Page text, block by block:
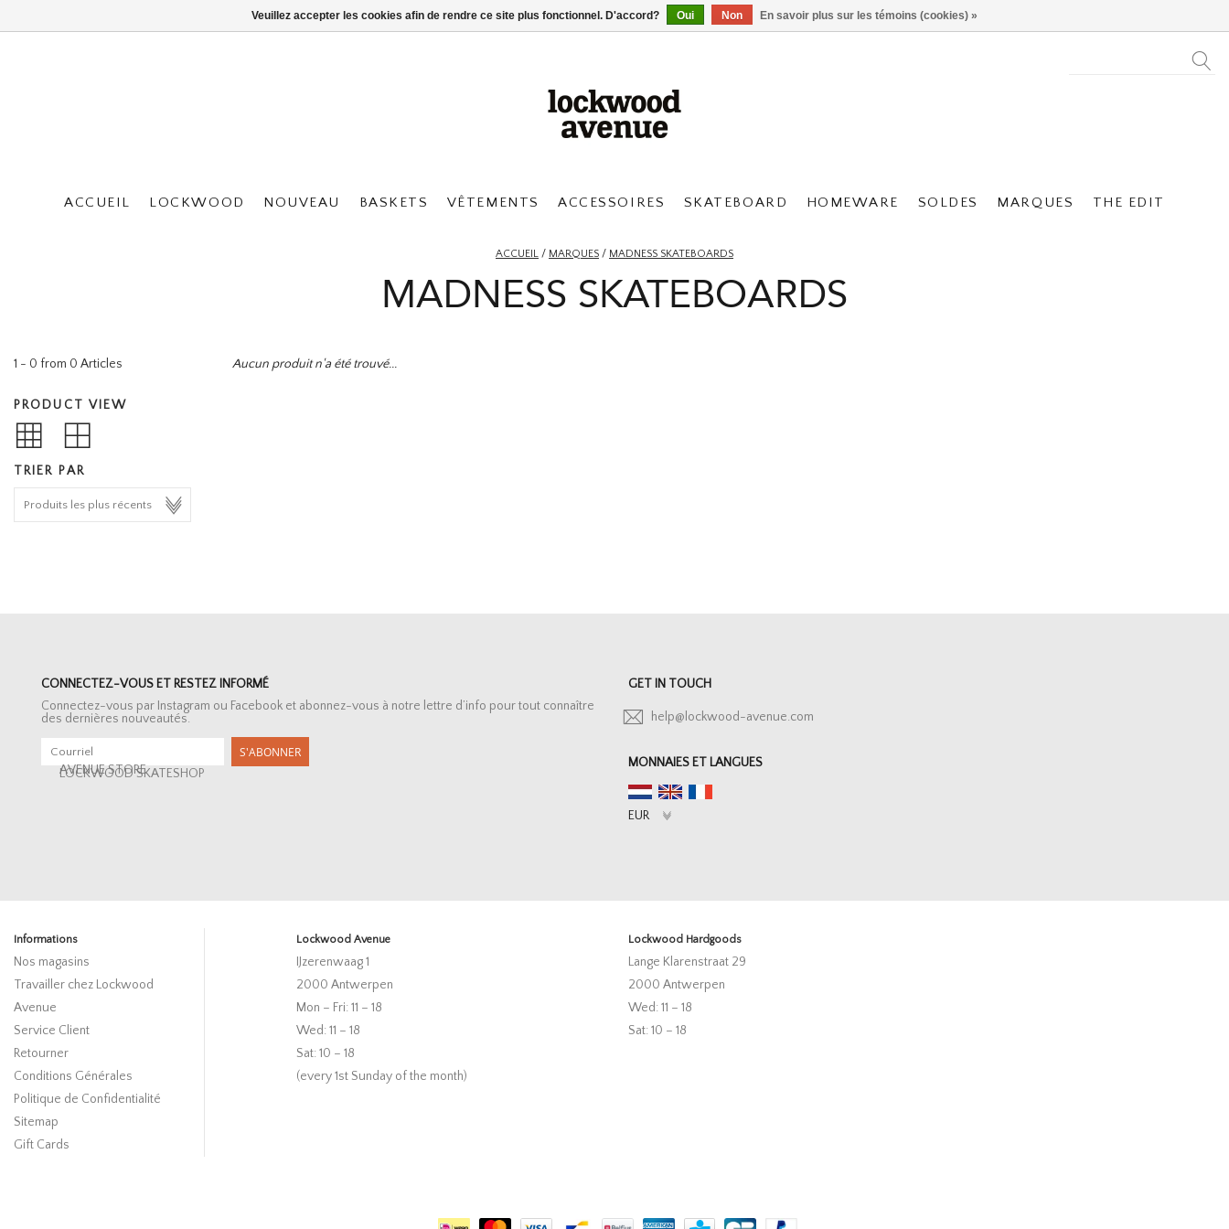
ACCUEIL LOCKWOOD NOUVEAU BASKETS VÊTEMENTS ACCESSOIRES SKATEBOARD HOMEWARE SOLDES MARQUES THE EDIT
ACCUEIL / MARQUES / MADNESS SKATEBOARDS
MADNESS SKATEBOARDS
1 - 0 from 0 Articles
PRODUCT VIEW
TRIER PAR
Aucun produit n'a été trouvé...
CONNECTEZ-VOUS ET RESTEZ INFORMÉ
Connectez-vous par Instagram ou Facebook et abonnez-vous à notre lettre d’info pour tout connaître
des dernières nouveautés.
S'ABONNER
AVENUE STORE
LOCKWOOD SKATESHOP
GET IN TOUCH
help@lockwood-avenue.com
MONNAIES ET LANGUES
Informations
Nos magasins
Travailler chez Lockwood
Avenue
Service Client
Retourner
Conditions Générales
Politique de Confidentialité
Sitemap
Gift Cards
Lockwood Avenue
IJzerenwaag 1
2000 Antwerpen
Mon – Fri: 11 – 18
Wed: 11 – 18
Sat: 10 – 18
(every 1st Sunday of the month)
Lockwood Hardgoods
Lange Klarenstraat 29
2000 Antwerpen
Wed: 11 – 18
Sat: 10 – 18
Veuillez accepter les cookies afin de rendre ce site plus fonctionnel. D'accord? Oui Non En savoir plus sur les témoins (cookies) »